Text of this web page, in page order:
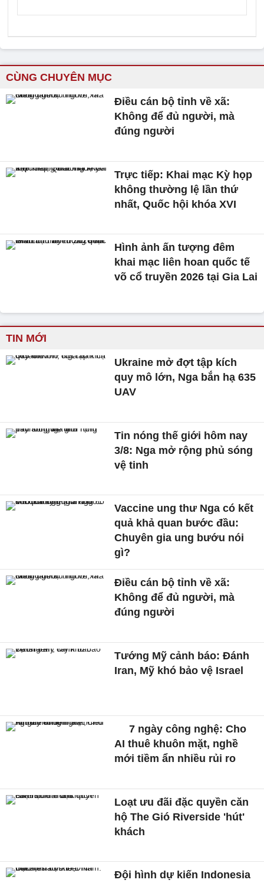
CÙNG CHUYÊN MỤC
Điều cán bộ tỉnh về xã:
Không để đủ người, mà
đúng người
Trực tiếp: Khai mạc Kỳ họp
không thường lệ lần thứ
nhất, Quốc hội khóa XVI
Hình ảnh ấn tượng đêm
khai mạc liên hoan quốc tế
võ cổ truyền 2026 tại Gia Lai
TIN MỚI
Ukraine mở đợt tập kích
quy mô lớn, Nga bắn hạ 635
UAV
Tin nóng thế giới hôm nay
3/8: Nga mở rộng phủ sóng
vệ tinh
Vaccine ung thư Nga có kết
quả khả quan bước đầu:
Chuyên gia ung bướu nói
gì?
Điều cán bộ tỉnh về xã:
Không để đủ người, mà
đúng người
Tướng Mỹ cảnh báo: Đánh
Iran, Mỹ khó bảo vệ Israel
7 ngày công nghệ: Cho
AI thuê khuôn mặt, nghề
mới tiềm ẩn nhiều rủi ro
Loạt ưu đãi đặc quyền căn
hộ The Gió Riverside 'hút'
khách
Đội hình dự kiến Indonesia